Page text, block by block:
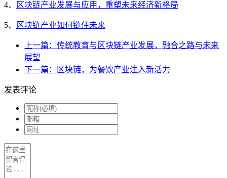
4、 区块链产业发展与应用，重塑未来经济新格局
5、 区块链产业如何链住未来
上一篇：传统教育与区块链产业发展，融合之路与未来
展望
下一篇：区块链，为餐饮产业注入新活力
发表评论